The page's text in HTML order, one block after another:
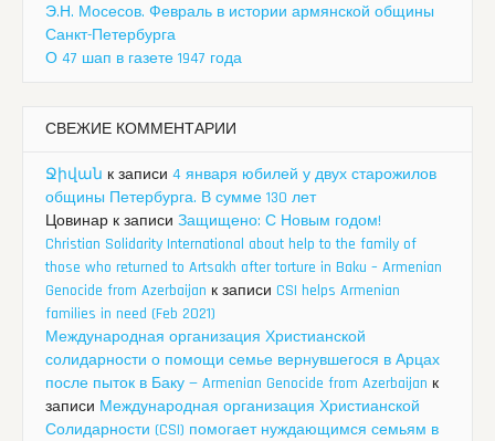
Э.Н. Мосесов. Февраль в истории армянской общины
Санкт-Петербурга
О 47 шап в газете 1947 года
СВЕЖИЕ КОММЕНТАРИИ
Ջիվան к записи 4 января юбилей у двух старожилов
общины Петербурга. В сумме 130 лет
Цовинар к записи Защищено: С Новым годом!
Christian Solidarity International about help to the family of
those who returned to Artsakh after torture in Baku – Armenian
Genocide from Azerbaijan к записи CSI helps Armenian
families in need (Feb 2021)
Международная организация Христианской
солидарности о помощи семье вернувшегося в Арцах
после пыток в Баку — Armenian Genocide from Azerbaijan к
записи Международная организация Христианской
Солидарности (CSI) помогает нуждающимся семьям в